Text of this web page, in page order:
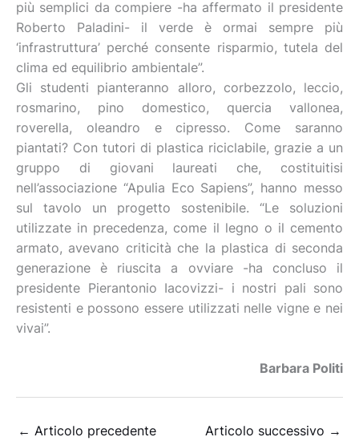
più semplici da compiere -ha affermato il presidente
Roberto Paladini- il verde è ormai sempre più
‘infrastruttura’ perché consente risparmio, tutela del
clima ed equilibrio ambientale”.
Gli studenti pianteranno alloro, corbezzolo, leccio,
rosmarino, pino domestico, quercia vallonea,
roverella, oleandro e cipresso. Come saranno
piantati? Con tutori di plastica riciclabile, grazie a un
gruppo di giovani laureati che, costituitisi
nell’associazione “Apulia Eco Sapiens”, hanno messo
sul tavolo un progetto sostenibile. “Le soluzioni
utilizzate in precedenza, come il legno o il cemento
armato, avevano criticità che la plastica di seconda
generazione è riuscita a ovviare -ha concluso il
presidente Pierantonio Iacovizzi- i nostri pali sono
resistenti e possono essere utilizzati nelle vigne e nei
vivai”.
Barbara Politi
← Articolo precedente Articolo successivo →